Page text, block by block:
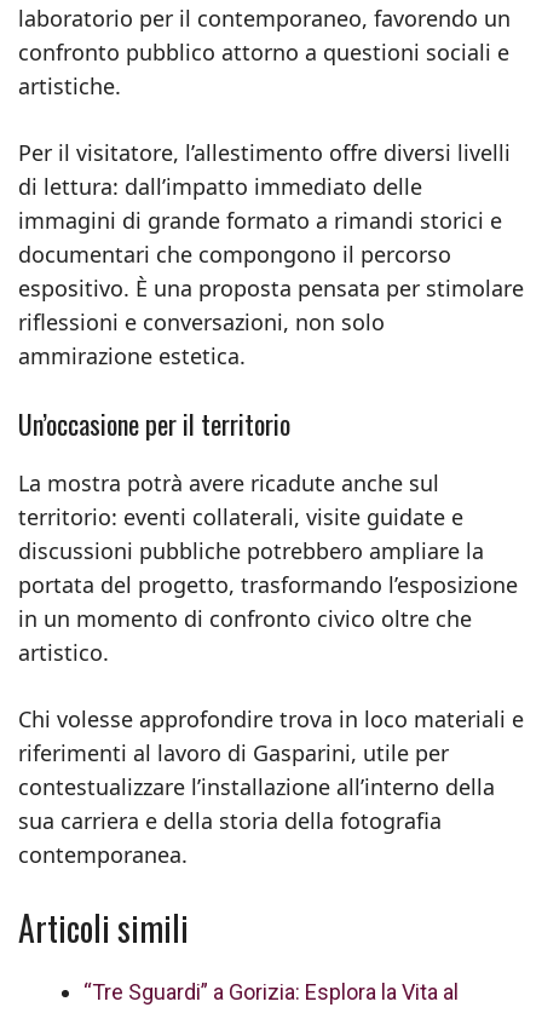
laboratorio per il contemporaneo, favorendo un
confronto pubblico attorno a questioni sociali e
artistiche.
Per il visitatore, l’allestimento offre diversi livelli
di lettura: dall’impatto immediato delle
immagini di grande formato a rimandi storici e
documentari che compongono il percorso
espositivo. È una proposta pensata per stimolare
riflessioni e conversazioni, non solo
ammirazione estetica.
Un’occasione per il territorio
La mostra potrà avere ricadute anche sul
territorio: eventi collaterali, visite guidate e
discussioni pubbliche potrebbero ampliare la
portata del progetto, trasformando l’esposizione
in un momento di confronto civico oltre che
artistico.
Chi volesse approfondire trova in loco materiali e
riferimenti al lavoro di Gasparini, utile per
contestualizzare l’installazione all’interno della
sua carriera e della storia della fotografia
contemporanea.
Articoli simili
“Tre Sguardi” a Gorizia: Esplora la Vita al